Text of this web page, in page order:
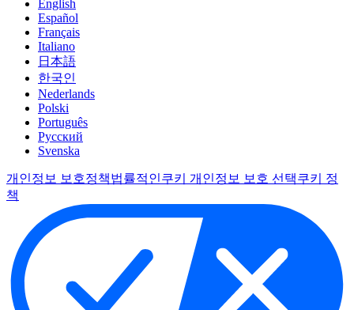
English
Español
Français
Italiano
日本語
한국인
Nederlands
Polski
Português
Pусский
Svenska
개인정보 보호정책법률적인쿠키 개인정보 보호 선택쿠키 정
책